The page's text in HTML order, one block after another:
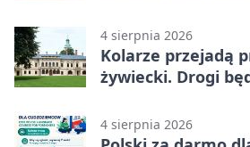
4 sierpnia 2026
Kolarze przejadą
żywiecki. Drogi
4 sierpnia 2026